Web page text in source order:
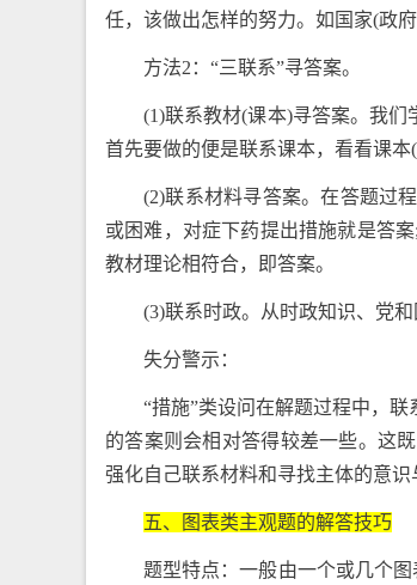
任，该做出怎样的努力。如国家(政
方法2：“三联系”寻答案。
(1)联系教材(课本)寻答案。我
首先要做的便是联系课本，看看课
(2)联系材料寻答案。在答题过
或困难，对症下药提出措施就是答
教材理论相符合，即答案。
(3)联系时政。从时政知识、党
失分警示：
“措施”类设问在解题过程中，
的答案则会相对答得较差一些。这
强化自己联系材料和寻找主体的意
五、图表类主观题的解答技巧
题型特点：一般由一个或几个